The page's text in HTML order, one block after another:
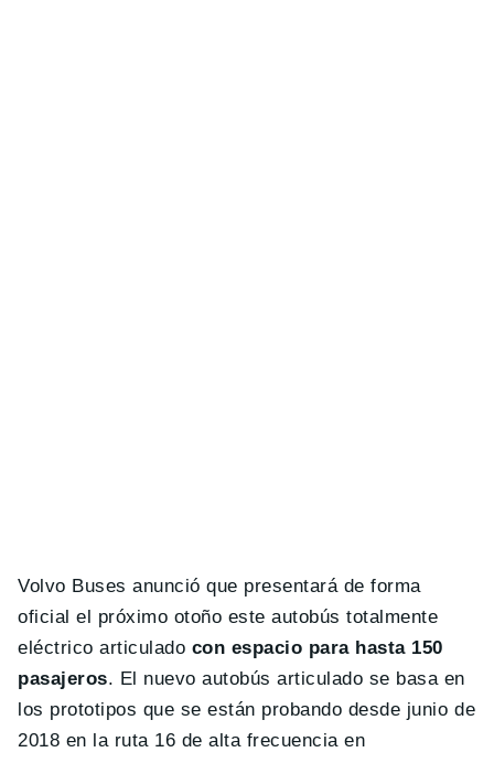
Volvo Buses anunció que presentará de forma
oficial el próximo otoño este autobús totalmente
eléctrico articulado con espacio para hasta 150
pasajeros. El nuevo autobús articulado se basa en
los prototipos que se están probando desde junio de
2018 en la ruta 16 de alta frecuencia en